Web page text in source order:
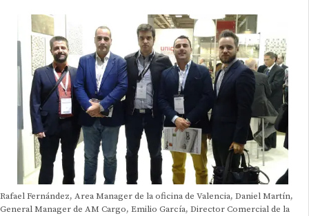
Rafael Fernández, Area Manager de la oficina de Valencia, Daniel Martín,
General Manager de AM Cargo, Emilio García, Director Comercial de la